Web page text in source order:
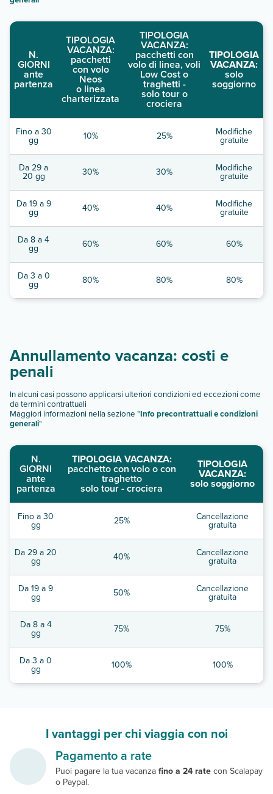
N.
GIORNI
ante
partenza
TIPOLOGIA
VACANZA:
pacchetti
con volo
Neos
o linea
charterizzata
TIPOLOGIA
VACANZA:
pacchetti con
volo di linea, voli
Low Cost o
traghetti -
solo tour o
crociera
TIPOLOGIA
VACANZA:
solo
soggiorno
Fino a 30
gg 10% 25% Modifiche
gratuite
Da 29 a
20 gg 30% 30% Modifiche
gratuite
Da 19 a 9
gg 40% 40% Modifiche
gratuite
Da 8 a 4
gg 60% 60% 60%
Da 3 a 0
gg 80% 80% 80%
Annullamento vacanza: costi e
penali
In alcuni casi possono applicarsi ulteriori condizioni ed eccezioni come
da termini contrattuali
Maggiori informazioni nella sezione "Info precontrattuali e condizioni
generali"
N.
GIORNI
ante
partenza
TIPOLOGIA VACANZA:
pacchetto con volo o con
traghetto
solo tour - crociera
TIPOLOGIA
VACANZA:
solo soggiorno
Fino a 30
gg 25% Cancellazione
gratuita
Da 29 a 20
gg 40% Cancellazione
gratuita
Da 19 a 9
gg 50% Cancellazione
gratuita
Da 8 a 4
gg 75% 75%
Da 3 a 0
gg 100% 100%
I vantaggi per chi viaggia con noi
Pagamento a rate
Puoi pagare la tua vacanzafino a 24 ratecon Scalapay
o Paypal.